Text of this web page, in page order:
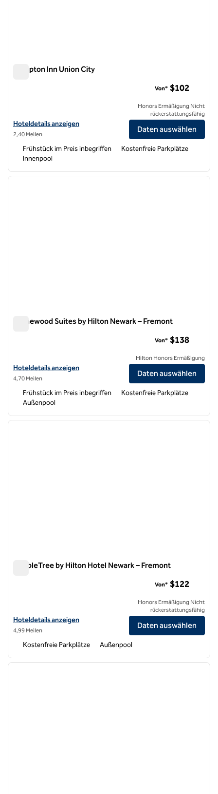
Hampton Inn Union City
Hoteldetails für Hampton Inn Union City anzeigen
Hoteldetails anzeigen
2,40 Meilen
Von* $102
Honors Ermäßigung Nicht
rückerstattungsfähig
Daten auswählen
Frühstück im Preis inbegriffen
Kostenfreie Parkplätze
Innenpool
1 von 12
Homewood Suites by Hilton Newark – Fremont
Hoteldetails für Homewood Suites by Hilton Newark-Fremont
Hoteldetails anzeigen
4,70 Meilen
Von* $138
Hilton Honors Ermäßigung
Daten auswählen
Frühstück im Preis inbegriffen
Kostenfreie Parkplätze
Außenpool
1 von 12
DoubleTree by Hilton Hotel Newark – Fremont
Hoteldetails für DoubleTree by Hilton Hotel Newark – Fremont
Hoteldetails anzeigen
4,99 Meilen
Von* $122
Honors Ermäßigung Nicht
rückerstattungsfähig
Daten auswählen
Kostenfreie Parkplätze Außenpool
1 von 12